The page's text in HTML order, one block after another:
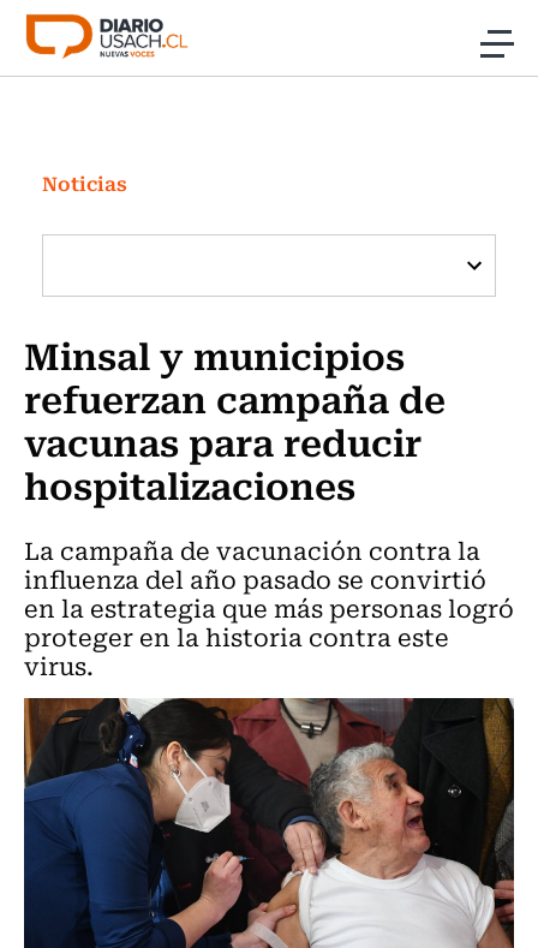
Click acá para ir directamente al contenido
Investigación
Cultura
Programas Radio y TV Usach
Noticias
Minsal y municipios
refuerzan campaña de
vacunas para reducir
hospitalizaciones
La campaña de vacunación contra la
influenza del año pasado se convirtió
en la estrategia que más personas logró
proteger en la historia contra este
virus.